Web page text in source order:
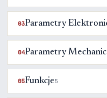
03Parametry
04Parametry
05Funkcje5